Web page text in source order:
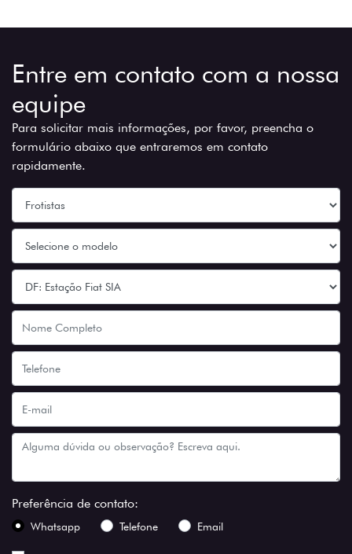
Entre em contato com a nossa
equipe
Para solicitar mais informações, por favor, preencha o
formulário abaixo que entraremos em contato
rapidamente.
Preferência de contato:
Whatsapp Telefone Email